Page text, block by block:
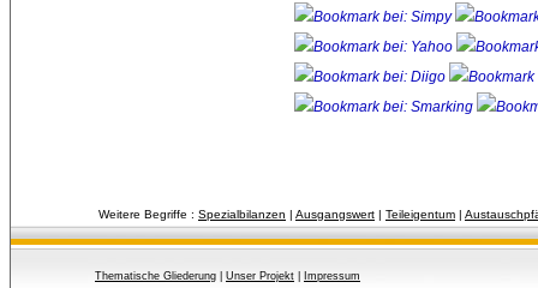
Weitere Begriffe : Spezialbilanzen | Ausgangswert | Teileigentum |
Thematische Gliederung Unser Projekt
Impressum